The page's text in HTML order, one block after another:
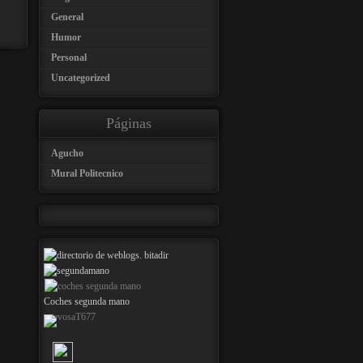
General
Humor
Personal
Uncategorized
Páginas
Agucho
Mural Politecnico
Coches segunda mano
nuevosaT677